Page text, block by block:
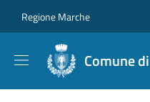
Regione Marche
Comune